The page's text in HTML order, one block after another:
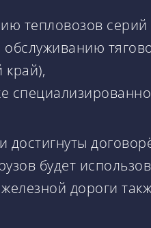
тепловозов
край),
достигнуты
будет
дороги